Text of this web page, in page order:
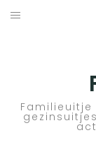
Skip
HOTELTIPS